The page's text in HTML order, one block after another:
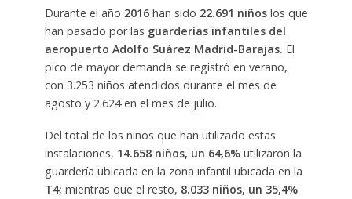
Durante el año 2016 han sido 22.691 niñoslos que
han pasado por las guarderías infantiles del
aeropuerto Adolfo Suárez Madrid-Barajas. El
pico de mayor demanda se registró en verano,
con 3.253 niños atendidos durante el mes de
agosto y 2.624 en el mes de julio.
Del total de los niños que han utilizado estas
instalaciones, 14.658 niños, un 64,6%utilizaron la
guardería ubicada en la zona infantil ubicada en la
T4; mientras que el resto, 8.033 niños, un 35,4%